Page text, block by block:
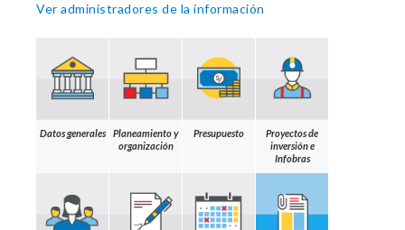
Ver administradores de la información
Datos generales
Planeamiento y
organización
Presupuesto
Proyectos de
inversión e
Infobras